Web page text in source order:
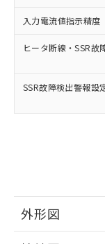
入力電流値指示精度
ヒータ断線・SSR故
SSR故障検出警報設
外形図